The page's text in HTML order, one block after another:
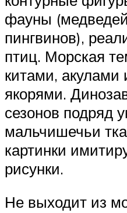
фауны
пингвинов),
птиц. Морская
китами,
якорями.
сезонов подряд
мальчишечьи
картинки
рисунки.
Не выходит из